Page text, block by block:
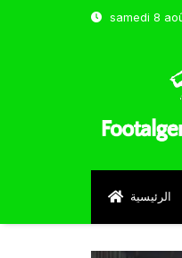
samedi 8
مع المنتخب و شباب قسنطينة
الرئيسية